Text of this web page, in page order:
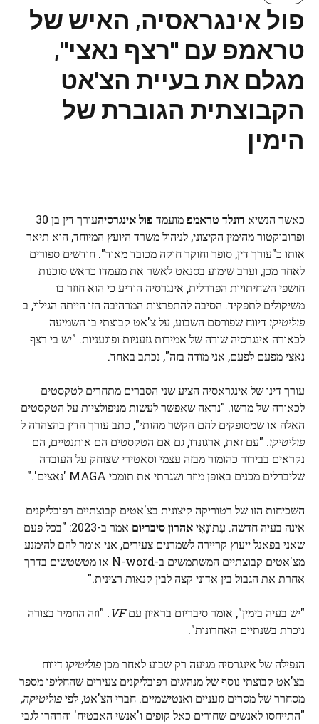
פול אינגראסיה, האיש של
טראמפ עם "רצף נאצי",
מגלם את בעיית הצ'אט
הקבוצתית הגוברת של
הימין
כאשר הנשיא דונלד טראמפמועמד פול אינגרסיה
עורך דין בן 30
ופרובוקטור מהימין הקיצוני, לניהול משרד היועץ המיוחד, הוא תיאר
אותו כ"עורך דין, סופר וחוקר חוקה מכובד מאוד". חודשים ספורים
לאחר מכן, וערב שימוע בסנאט לאשר את מעמדו כראש סוכנות
חושפי השחיתויות הפדרלית, אינגרסיה הודיע ​​כי הוא חוזר בו
משיקולים לתפקיד. הסיבה להתפרצות המרהיבה הזו הייתה הגילוי, ב
פוליטיקו דיווח שפורסם השבוע, על צ'אט קבוצתי בו השמיעה
לכאורה אינגרסיה שורה של אמירות גזעניות ופוגעניות. "יש בי רצף
נאצי מפעם לפעם, אני מודה בזה", נכתב באחד.
עורך דינו של אינגראסיה הציע שני הסברים מתחרים לטקסטים
לכאורה של מרשו. "נראה שאפשר לעשות מניפולציות על הטקסטים
האלה או שמסופקים להם הקשר מהותי", כתב עורך הדין בהצהרה ל
פוליטיקו. "עם זאת, ארגונדו, גם אם הטקסטים הם אותנטיים, הם
נקראים בבירור כהומור מבזה עצמי וסאטירי שצוחק על העובדה
שליברלים מכנים באופן מוזר ושגרתי את תומכי MAGA 'נאצים'."
השכיחות הזו של רטוריקה קיצונית בצ'אטים קבוצתיים רפובליקנים
אינה בעיה חדשה. עִתוֹנָאִיאהרון סיבריום
אמר ב-2023: "בכל פעם
שאני בפאנל ייעוץ קריירה לשמרנים צעירים, אני אומר להם להימנע
מצ'אטים קבוצתיים המשתמשים ב-N-word או מטשטשים בדרך
אחרת את הגבול בין אדוני קצה לבין קנאות רצינית."
"יש בעיה בימין", אומר סיבריום בראיון עםVF. "וזה החמיר בצורה
ניכרת בשנתיים האחרונות".
הנפילה של אינגרסיה מגיעה רק שבוע לאחר מכןפוליטיקו דיווח
בצ'אט קבוצתי נוסף של מנהיגים רפובליקנים צעירים שהחליפו מספר
מסחרר של מסרים גזעניים ואנטישמיים. חברי הצ'אט, לפיפוליטיקה,
"התייחסו לאנשים שחורים כאל קופים ו'אנשי האבטיח' והרהרו לגבי